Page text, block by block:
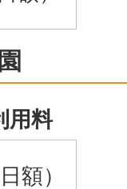
用料
額）